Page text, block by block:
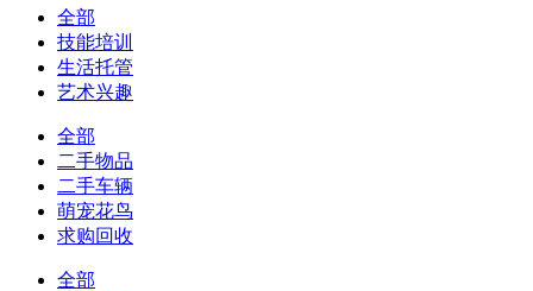
全部
技能培训
生活托管
艺术兴趣
全部
二手物品
二手车辆
萌宠花鸟
求购回收
全部